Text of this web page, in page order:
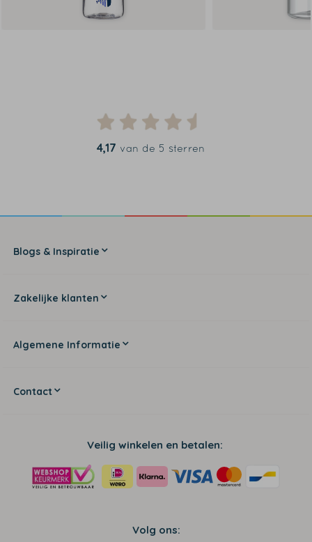
4,17 van de 5 sterren
Blogs & Inspiratie
Zakelijke klanten
Algemene Informatie
Contact
Veilig winkelen en betalen:
Volg ons: